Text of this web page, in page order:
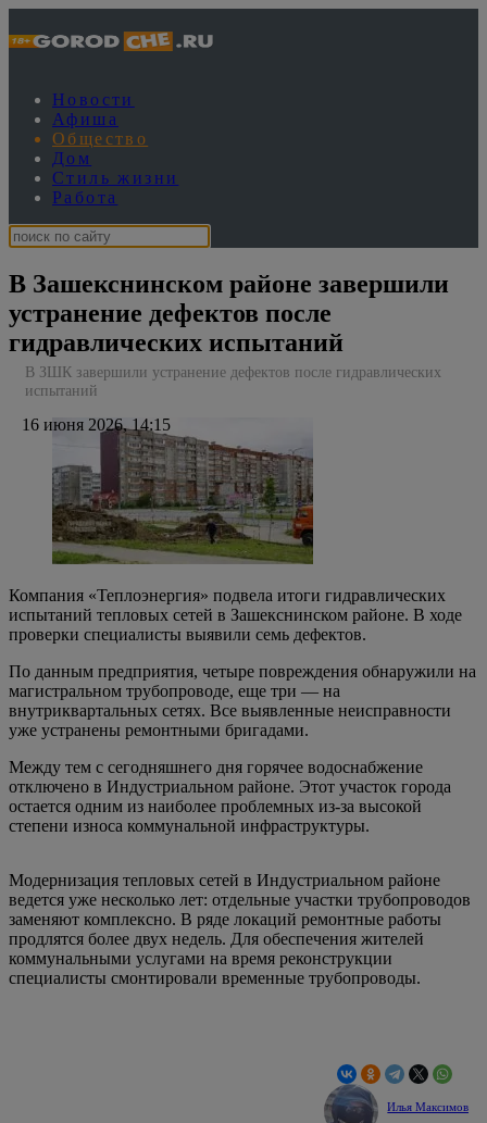
Новости
Афиша
Общество
Дом
Стиль жизни
Работа
В Зашекснинском районе завершили
устранение дефектов после
гидравлических испытаний
В ЗШК завершили устранение дефектов после гидравлических
испытаний
16 июня 2026, 14:15
Компания «Теплоэнергия» подвела итоги гидравлических
испытаний тепловых сетей в Зашекснинском районе. В ходе
проверки специалисты выявили семь дефектов.
По данным предприятия, четыре повреждения обнаружили на
магистральном трубопроводе, еще три — на
внутриквартальных сетях. Все выявленные неисправности
уже устранены ремонтными бригадами.
Между тем с сегодняшнего дня горячее водоснабжение
отключено в Индустриальном районе. Этот участок города
остается одним из наиболее проблемных из-за высокой
степени износа коммунальной инфраструктуры.
Модернизация тепловых сетей в Индустриальном районе
ведется уже несколько лет: отдельные участки трубопроводов
заменяют комплексно. В ряде локаций ремонтные работы
продлятся более двух недель. Для обеспечения жителей
коммунальными услугами на время реконструкции
специалисты смонтировали временные трубопроводы.
Илья Максимов